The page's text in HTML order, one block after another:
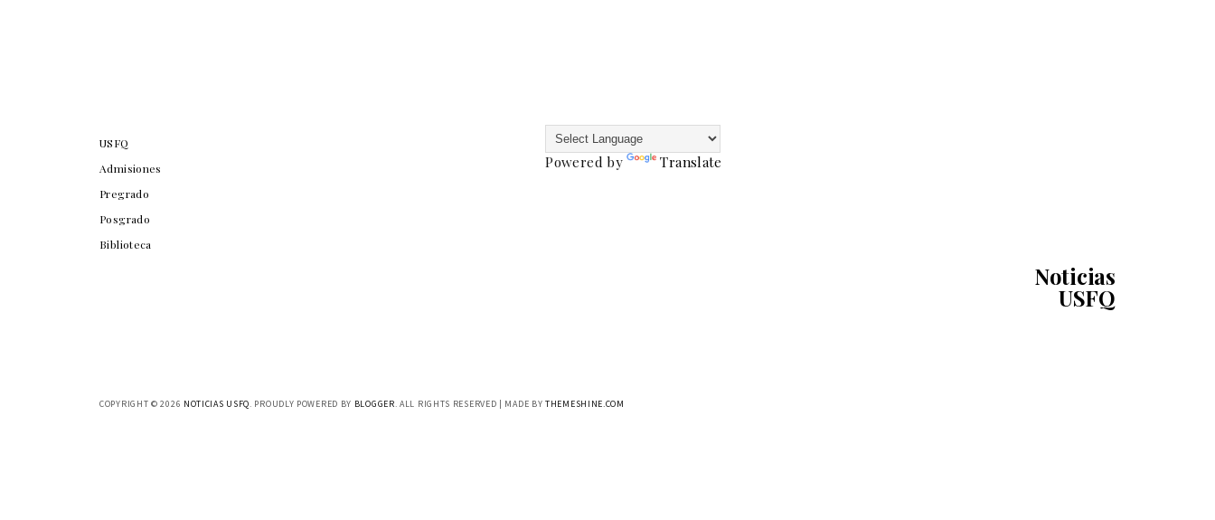
USFQ
Admisiones
Pregrado
Posgrado
Biblioteca
Powered by Translate
Noticias
USFQ
COPYRIGHT ©2026 NOTICIAS USFQ. PROUDLY POWERED BY BLOGGER. ALL RIGHTS RESERVED | MADE BYTHEMESHINE.COM